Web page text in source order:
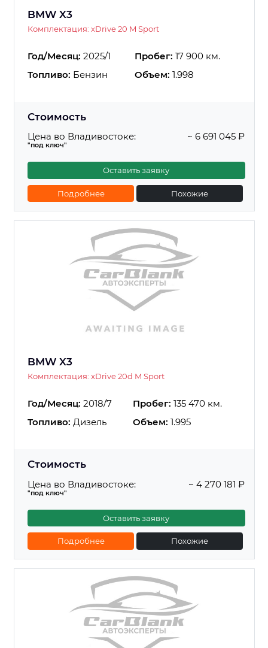
BMW X3
Комплектация: xDrive 20 M Sport
Год/Месяц: 2025/1 Пробег: 17 900 км.
Топливо: Бензин Объем: 1.998
Стоимость
Цена во Владивостоке:
"под ключ"
~ 6 691 045 ₽
Оставить заявку
Подробнее Похожие
BMW X3
Комплектация: xDrive 20d M Sport
Год/Месяц: 2018/7 Пробег: 135 470 км.
Топливо: Дизель Объем: 1.995
Стоимость
Цена во Владивостоке:
"под ключ"
~ 4 270 181 ₽
Оставить заявку
Подробнее Похожие